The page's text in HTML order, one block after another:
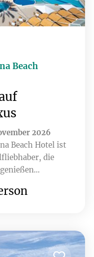
Beach
2026
Beach Hotel ist
die
, PGA -
sorgen
Golf.